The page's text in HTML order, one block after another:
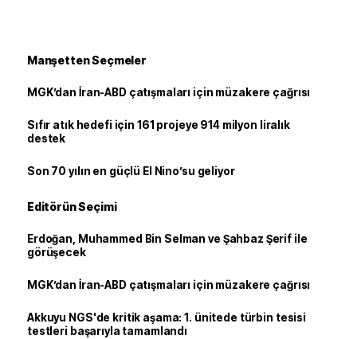
Manşetten Seçmeler
MGK’dan İran-ABD çatışmaları için müzakere çağrısı
Sıfır atık hedefi için 161 projeye 914 milyon liralık
destek
Son 70 yılın en güçlü El Nino’su geliyor
Editörün Seçimi
Erdoğan, Muhammed Bin Selman ve Şahbaz Şerif ile
görüşecek
MGK’dan İran-ABD çatışmaları için müzakere çağrısı
Akkuyu NGS'de kritik aşama: 1. ünitede türbin tesisi
testleri başarıyla tamamlandı